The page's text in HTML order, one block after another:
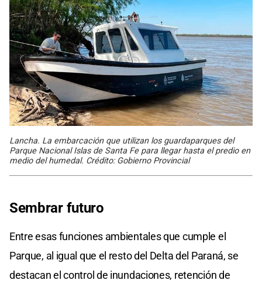
Lancha. La embarcación que utilizan los guardaparques del
Parque Nacional Islas de Santa Fe para llegar hasta el predio en
medio del humedal. Crédito: Gobierno Provincial
Sembrar futuro
Entre esas funciones ambientales que cumple el
Parque, al igual que el resto del Delta del Paraná, se
destacan el control de inundaciones, retención de